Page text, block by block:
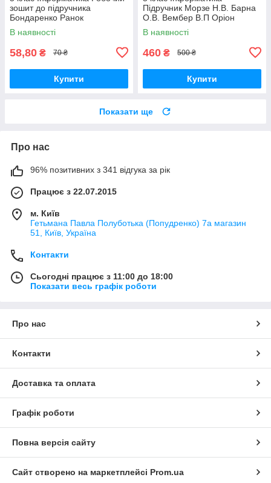
зошит до підручника
Бондаренко Ранок
В наявності
58,80 ₴ 70 ₴
Купити
Підручник Морзе Н.В. Барна
О.В. Вембер В.П Оріон
В наявності
460 ₴ 500 ₴
Купити
Показати ще
Про нас
96% позитивних з 341 відгука за рік
Працює з 22.07.2015
м. Київ
Гетьмана Павла Полуботька (Попудренко) 7а магазин
51, Київ, Україна
Контакти
Сьогодні працює з 11:00 до 18:00
Показати весь графік роботи
Про нас
Контакти
Доставка та оплата
Графік роботи
Повна версія сайту
Сайт створено на маркетплейсі Prom.ua